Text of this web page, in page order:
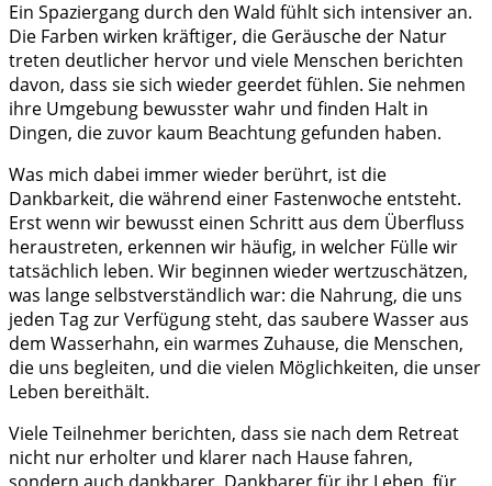
Ein Spaziergang durch den Wald fühlt sich intensiver an.
Die Farben wirken kräftiger, die Geräusche der Natur
treten deutlicher hervor und viele Menschen berichten
davon, dass sie sich wieder geerdet fühlen. Sie nehmen
ihre Umgebung bewusster wahr und finden Halt in
Dingen, die zuvor kaum Beachtung gefunden haben.
Was mich dabei immer wieder berührt, ist die
Dankbarkeit, die während einer Fastenwoche entsteht.
Erst wenn wir bewusst einen Schritt aus dem Überfluss
heraustreten, erkennen wir häufig, in welcher Fülle wir
tatsächlich leben. Wir beginnen wieder wertzuschätzen,
was lange selbstverständlich war: die Nahrung, die uns
jeden Tag zur Verfügung steht, das saubere Wasser aus
dem Wasserhahn, ein warmes Zuhause, die Menschen,
die uns begleiten, und die vielen Möglichkeiten, die unser
Leben bereithält.
Viele Teilnehmer berichten, dass sie nach dem Retreat
nicht nur erholter und klarer nach Hause fahren,